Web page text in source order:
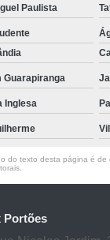
Paulista
Guarapiranga
Inglesa
do texto desta página é de
Portões